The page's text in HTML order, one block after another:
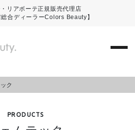
リアボーテ正規販売代理店
総合ディーラーColors Beauty】
ク
PRODUCTS